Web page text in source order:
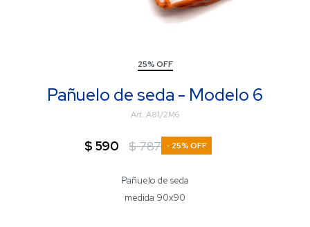
25% OFF
Pañuelo de seda - Modelo 6
A81/2M6
$ 590 $787 25
Pañuelo de seda
medida 90x90